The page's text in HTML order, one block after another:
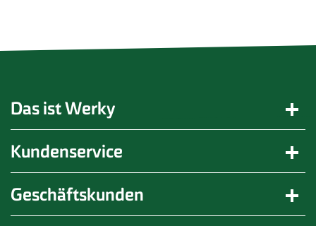
Das ist Werky
Kundenservice
Geschäftskunden